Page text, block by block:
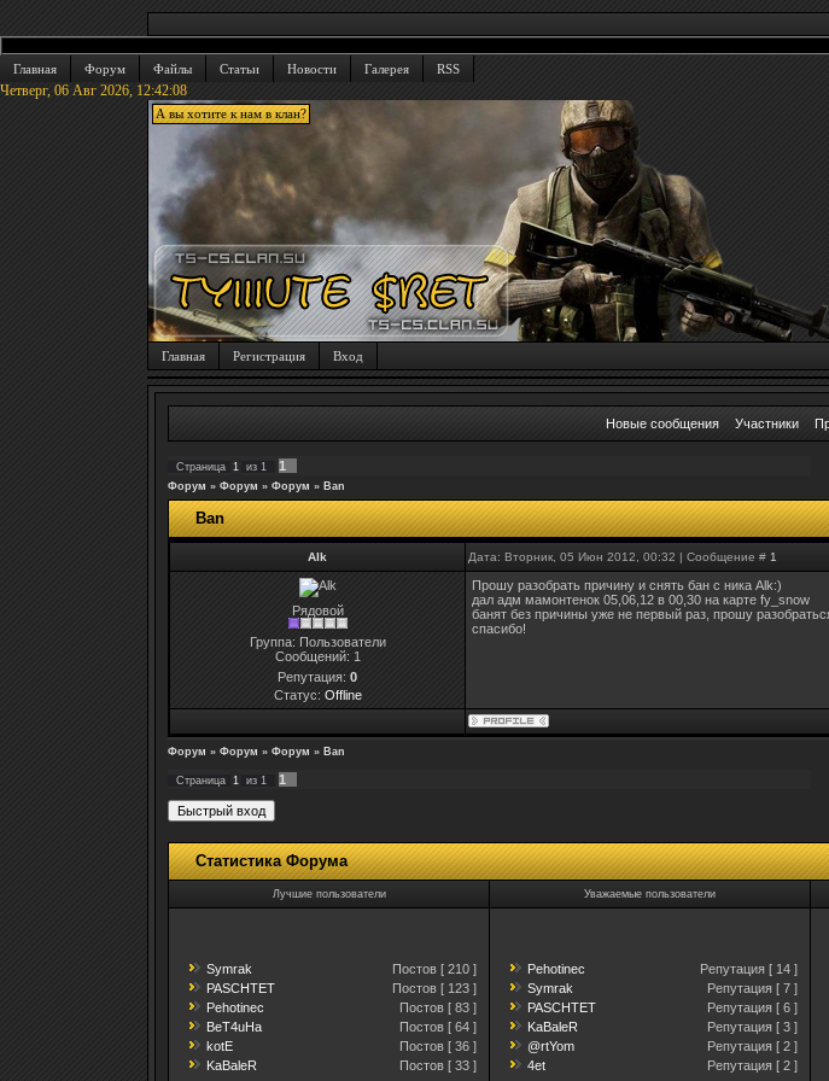
Главная
Форум Файлы Статьи Новости Галерея RSS
Четверг, 06 Авг 2026, 12:42:09
А вы хотите к нам в клан?
Главная Регистрация Вход
Новые сообщения Участники
Страница 1 из 1 1
Форум » Форум » Форум » Ban
Ban
Alk Дата: Вторник, 05 Июн 2012, 00:32 | Сообщение # 1
Рядовой
Группа: Пользователи
Сообщений: 1
Репутация: 0
Статус: Offline
Прошу разобрать причину и снять бан с ника Alk:)
дал адм мамонтенок 05,06,12 в 00,30 на карте fy_snow
банят без причины уже не первый раз, прошу
спасибо!
Форум » Форум » Форум » Ban
Страница 1 из 1
1
Статистика Форума
Лучшие пользователи Уважаемые пользователи
Symrak
Постов [ 210 ]
PASCHTET
Постов [ 123 ]
Pehotinec
Постов [ 83 ]
BeT4uHa
Постов [ 64 ]
kotE
Постов [ 36 ]
KaBaleR
Постов [ 33 ]
Pehotinec
Репутация [ 14 ]
Symrak
Репутация [ 7 ]
PASCHTET
Репутация [ 6 ]
KaBaleR
Репутация [ 3 ]
@rtYom
Репутация [ 2 ]
4et
Репутация [ 2 ]